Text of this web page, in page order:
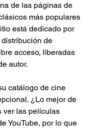
de las páginas de
más populares
está dedicado por
de
acceso, liberadas
autor.
catálogo de cine
¿Lo mejor de
ver las películas
YouTube, por lo que